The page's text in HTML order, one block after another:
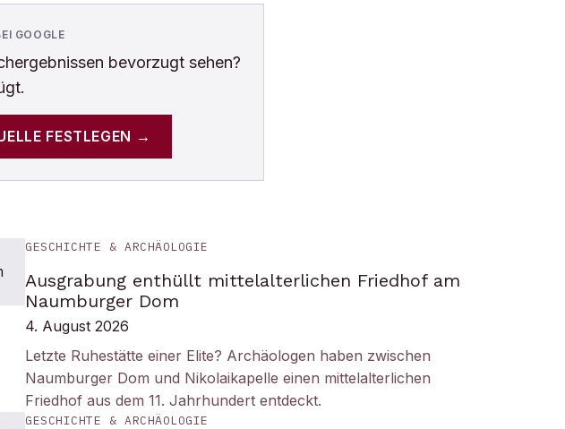
GOOGLE
bevorzugt sehen?
FESTLEGEN →
GESCHICHTE & ARCHÄOLOGIE
Ausgrabung enthüllt mittelalterlichen Friedhof am
Naumburger Dom
4. August 2026
Letzte Ruhestätte einer Elite? Archäologen haben zwischen
Naumburger Dom und Nikolaikapelle einen mittelalterlichen
Friedhof aus dem 11. Jahrhundert entdeckt.
GESCHICHTE & ARCHÄOLOGIE